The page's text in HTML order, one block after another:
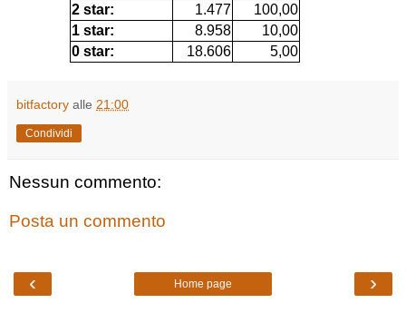
2 star:
1.477
100,00
1 star:
8.958
10,00
0 star:
18.606 5,00
bitfactory alle 21:00
Condividi
Nessun commento:
Posta un commento
‹ ›
Home page